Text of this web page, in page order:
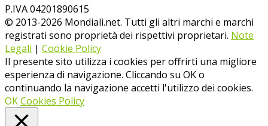
P.IVA 04201890615
© 2013-2026 Mondiali.net. Tutti gli altri marchi e marchi
registrati sono proprietà dei rispettivi proprietari. Note
Legali | Cookie Policy
Il presente sito utilizza i cookies per offrirti una migliore
esperienza di navigazione. Cliccando su OK o
continuando la navigazione accetti l'utilizzo dei cookies.
OKCookies Policy